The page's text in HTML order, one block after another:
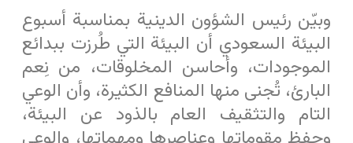
وبيّن رئيس الشؤون الدينية بمناسبة أسبوع
البيئة السعودي أن البيئة التي طُرزت ببدائع
الموجودات، وأحاسن المخلوقات، من نِعم
البارئ، تُجنى منها المنافع الكثيرة، وأن الوعي
التام والتثقيف العام بالذود عن البيئة،